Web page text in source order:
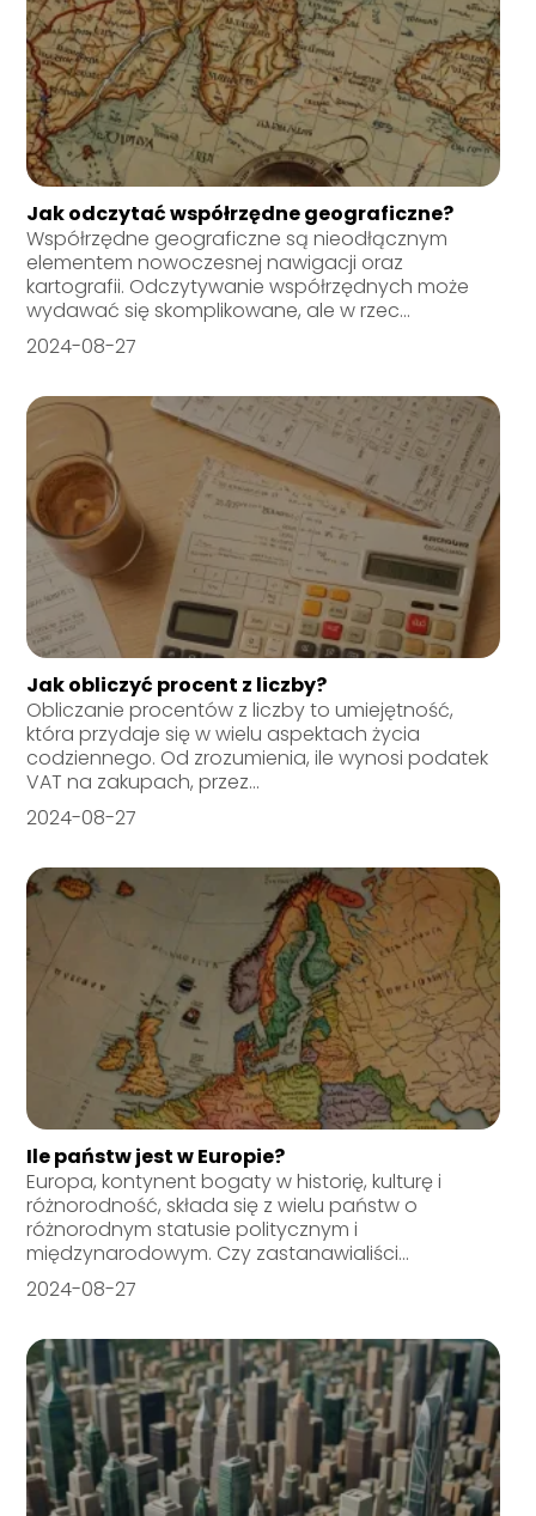
Jak odczytać współrzędne geograficzne?
Współrzędne geograficzne są nieodłącznym
elementem nowoczesnej nawigacji oraz
kartografii. Odczytywanie współrzędnych może
wydawać się skomplikowane, ale w rzec...
2024-08-27
Jak obliczyć procent z liczby?
Obliczanie procentów z liczby to umiejętność,
która przydaje się w wielu aspektach życia
codziennego. Od zrozumienia, ile wynosi podatek
VAT na zakupach, przez...
2024-08-27
Ile państw jest w Europie?
Europa, kontynent bogaty w historię, kulturę i
różnorodność, składa się z wielu państw o
różnorodnym statusie politycznym i
międzynarodowym. Czy zastanawialiści...
2024-08-27